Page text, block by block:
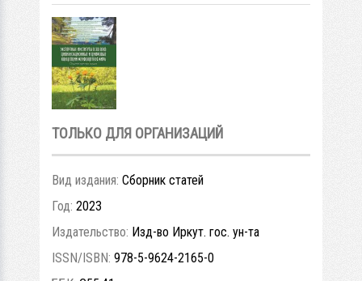
ТОЛЬКО ДЛЯ ОРГАНИЗАЦИЙ
Вид издания: Сборник статей
Год: 2023
Издательство: Изд-во Иркут. гос. ун-та
ISSN/ISBN: 978-5-9624-2165-0